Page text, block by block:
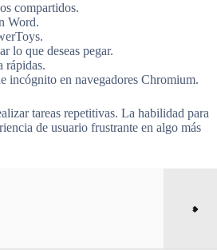
compartidos.
Word.
lo que deseas pegar.
rápidas.
incógnito en navegadores Chromium.
tareas repetitivas. La habilidad para
de usuario frustrante en algo más